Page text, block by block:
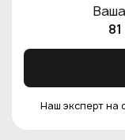
Наш эксперт на